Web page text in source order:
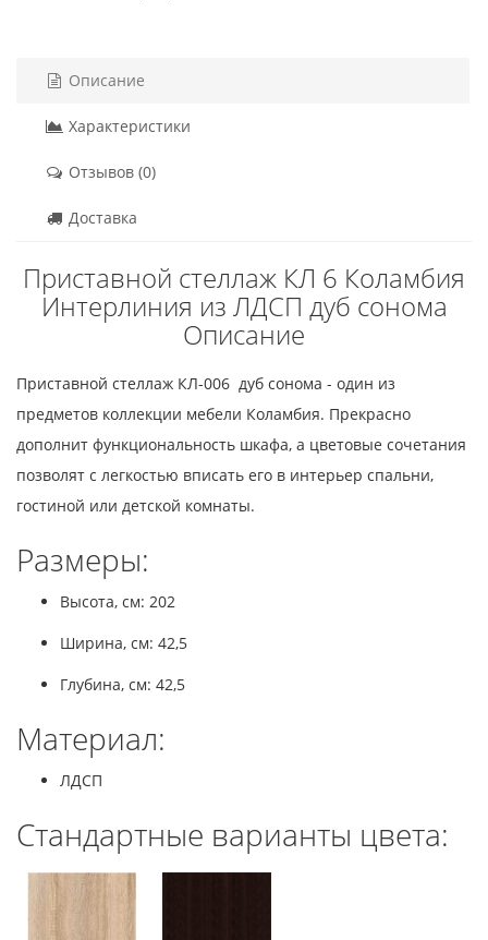
Описание
Характеристики
Отзывов (0)
Доставка
Приставной стеллаж КЛ 6 Коламбия
Интерлиния из ЛДСП дуб сонома
Описание
Приставной стеллаж КЛ-006 дуб сонома - один из
предметов коллекции мебели Коламбия. Прекрасно
дополнит функциональность шкафа, а цветовые сочетания
позволят с легкостью вписать его в интерьер спальни,
гостиной или детской комнаты.
Размеры:
Высота, см: 202
Ширина, см: 42,5
Глубина, см: 42,5
Материал:
ЛДСП
Стандартные варианты цвета: